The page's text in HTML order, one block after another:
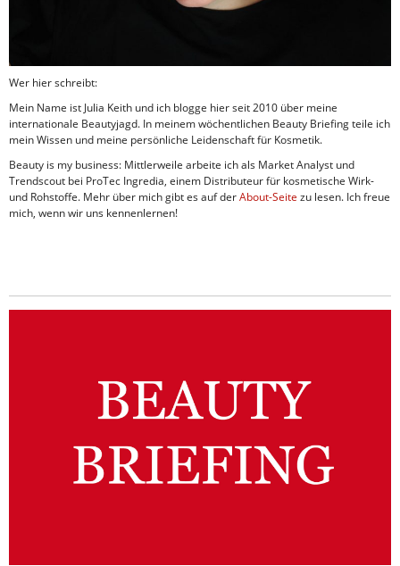
Wer hier schreibt:
Mein Name ist Julia Keith und ich blogge hier seit 2010 über meine
internationale Beautyjagd. In meinem wöchentlichen Beauty Briefing teile ich
mein Wissen und meine persönliche Leidenschaft für Kosmetik.
Beauty is my business: Mittlerweile arbeite ich als Market Analyst und
Trendscout bei ProTec Ingredia, einem Distributeur für kosmetische Wirk-
und Rohstoffe. Mehr über mich gibt es auf derAbout-Seite zu lesen. Ich freue
mich, wenn wir uns kennenlernen!